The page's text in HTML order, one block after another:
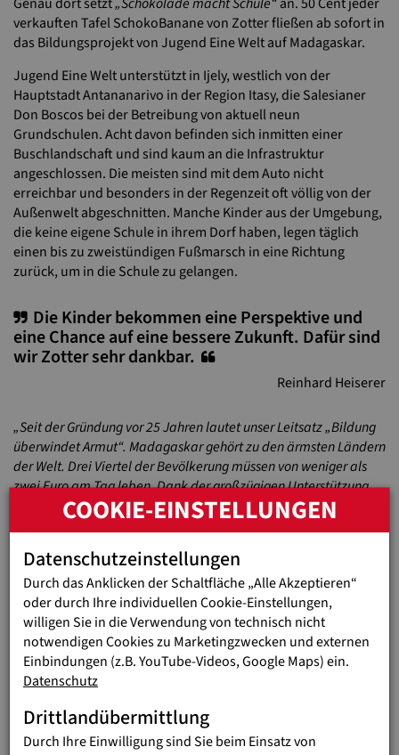
verkauften Tafel SchokoBanane von Zotter fließen ab sofort in
das Bildungsprojekt von Jugend Eine Welt auf Madagaskar.
Jugend Eine Welt unterstützt in Ijely, westlich von der
Hauptstadt Antananarivo in der Region Itasy, die Salesianer
Don Boscos bei der Betreibung von aktuell neun
Grundschulen. Acht davon befinden sich inmitten einer
Buschlandschaft und sind kaum an die Infrastruktur
angeschlossen. Die meisten sind mit dem Auto nicht
erreichbar und besonders in der Regenzeit oft völlig von der
Außenwelt abgeschnitten. Manche Kinder aus der Umgebung,
die keine eigene Schule in ihrem Dorf haben, legen täglich
einen bis zu zweistündigen Fußmarsch in eine Richtung
zurück, um in die Schule zu gelangen.
Die Kinder bekommen eine Perspektive und
eine Chance auf eine bessere Zukunft. Dafür sind
wir Zotter sehr dankbar.
Reinhard Heiserer
„Seit der Gründung vor 25 Jahren lautet unser Leitsatz „Bildung
überwindet Armut“. Madagaskar gehört zu den ärmsten Ländern
der Welt. Drei Viertel der Bevölkerung müssen von weniger als
zwei Euro am Tag leben. Dank der großzügigen Unterstützung
von Zotter leistet jede Käuferin bzw. jeder Käufer der
„Schokolade macht Schule“-Tafel ab sofort einen Beitrag, damit
erhalten und andererseits auch nicht mit leerem Magen lernen
müssen. Sie alle bekommen eine Perspektive und eine Chance
auf eine bessere Zukunft. Dafür sind wir Zotter sehr dankbar.“
Reinhard Heiserer, Geschäftsführer von Jugend Eine Welt.
COOKIE-EINSTELLUNGEN
Datenschutzeinstellungen
Durch das Anklicken der Schaltfläche „Alle Akzeptieren“
oder durch Ihre individuellen Cookie-Einstellungen,
willigen Sie in die Verwendung von technisch nicht
notwendigen Cookies zu Marketingzwecken und externen
Einbindungen (z.B. YouTube-Videos, Google Maps) ein.
Datenschutz
Drittlandübermittlung
Durch Ihre Einwilligung sind Sie beim Einsatz von